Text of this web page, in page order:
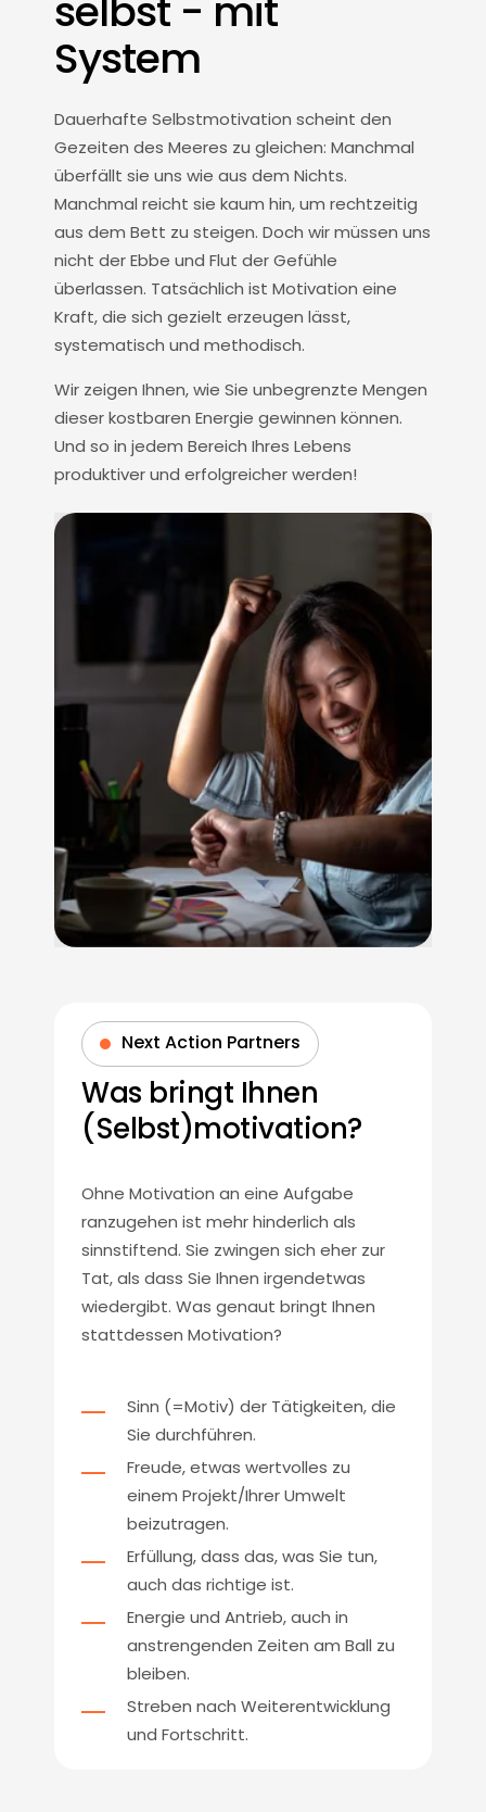
selbst - mit
System
Dauerhafte Selbstmotivation scheint den
Gezeiten des Meeres zu gleichen: Manchmal
überfällt sie uns wie aus dem Nichts.
Manchmal reicht sie kaum hin, um rechtzeitig
aus dem Bett zu steigen. Doch wir müssen uns
nicht der Ebbe und Flut der Gefühle
überlassen. Tatsächlich ist Motivation eine
Kraft, die sich gezielt erzeugen lässt,
systematisch und methodisch.
Wir zeigen Ihnen, wie Sie unbegrenzte Mengen
dieser kostbaren Energie gewinnen können.
Und so in jedem Bereich Ihres Lebens
produktiver und erfolgreicher werden!
Next Action Partners
Was bringt Ihnen
(Selbst)motivation?
Ohne Motivation an eine Aufgabe
ranzugehen ist mehr hinderlich als
sinnstiftend. Sie zwingen sich eher zur
Tat, als dass Sie Ihnen irgendetwas
wiedergibt. Was genaut bringt Ihnen
stattdessen Motivation?
Sinn (=Motiv) der Tätigkeiten, die
Sie durchführen.
Freude, etwas wertvolles zu
einem Projekt/Ihrer Umwelt
beizutragen.
Erfüllung, dass das, was Sie tun,
auch das richtige ist.
Energie und Antrieb, auch in
anstrengenden Zeiten am Ball zu
bleiben.
Streben nach Weiterentwicklung
und Fortschritt.